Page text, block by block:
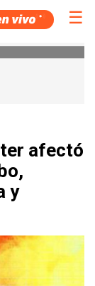
☰
afectó
y